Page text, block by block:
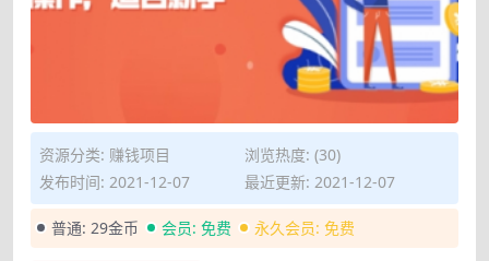
资源分类: 赚钱项目
浏览热度: (30)
发布时间: 2021-12-07
最近更新: 2021-12-07
普通: 29金币 会员: 免费 永久会员: 免费